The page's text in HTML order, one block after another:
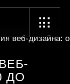
веб-дизайна:
ДО